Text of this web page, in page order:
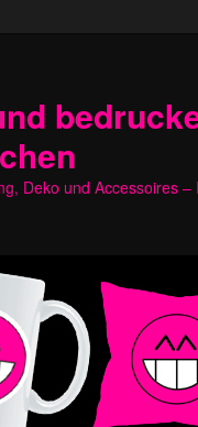
Deko und Accessoires